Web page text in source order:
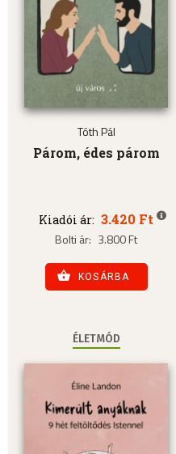
Tóth Pál
Párom, édes párom
Kiadói ár: 3.420 Ft
Bolti ár: 3.800 Ft
KOSÁRBA
ÉLETMÓD